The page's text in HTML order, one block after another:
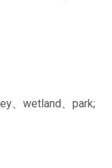
、wetland、park;